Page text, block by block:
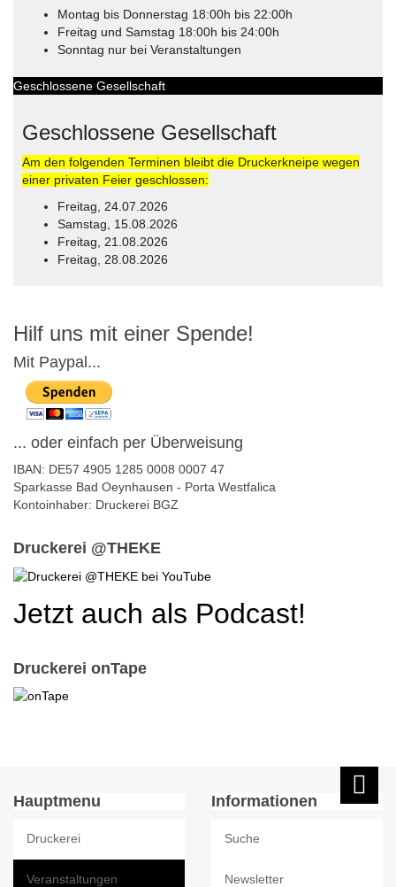
Montag bis Donnerstag 18:00h bis 22:00h
Freitag und Samstag 18:00h bis 24:00h
Sonntag nur bei Veranstaltungen
Geschlossene Gesellschaft
Geschlossene Gesellschaft
Am den folgenden Terminen bleibt die Druckerkneipe wegen
einer privaten Feier geschlossen:
Freitag, 24.07.2026
Samstag, 15.08.2026
Freitag, 21.08.2026
Freitag, 28.08.2026
Hilf uns mit einer Spende!
Mit Paypal...
... oder einfach per Überweisung
IBAN: DE57 4905 1285 0008 0007 47
Sparkasse Bad Oeynhausen - Porta Westfalica
Kontoinhaber: Druckerei BGZ
Druckerei @THEKE
Jetzt auch als Podcast!
Druckerei onTape
Hauptmenu
Druckerei
Veranstaltungen
Informationen
Suche
Newsletter